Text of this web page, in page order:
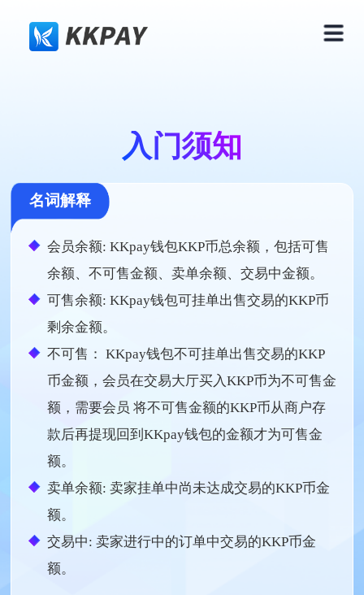
入门须知
名词解释
会员余额: KKpay钱包KKP币总余额，包括可售
余额、不可售金额、卖单余额、交易中金额。
可售余额: KKpay钱包可挂单出售交易的KKP币
剩余金额。
不可售： KKpay钱包不可挂单出售交易的KKP
币金额，会员在交易大厅买入KKP币为不可售金
额，需要会员 将不可售金额的KKP币从商户存
款后再提现回到KKpay钱包的金额才为可售金
额。
卖单余额: 卖家挂单中尚未达成交易的KKP币金
额。
交易中: 卖家进行中的订单中交易的KKP币金
额。